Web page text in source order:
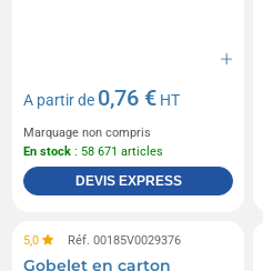
A partir de 0,76 € HT
Marquage non compris
En stock : 58 671 articles
DEVIS EXPRESS
5,0 Réf. 00185V0029376
Gobelet en carton